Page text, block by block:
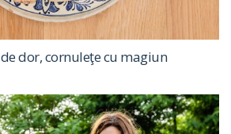
dor, cornuleţe cu magiun